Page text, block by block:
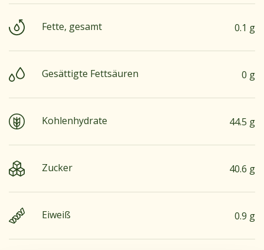
Fette, gesamt 0.1 g
Gesättigte Fettsäuren 0 g
Kohlenhydrate 44.5 g
Zucker 40.6 g
Eiweiß 0.9 g